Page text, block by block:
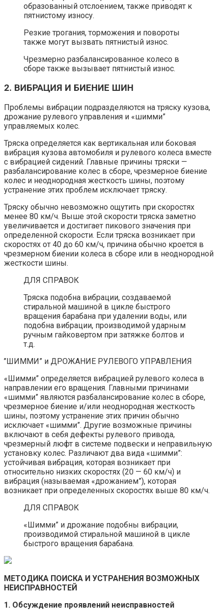
образованный отслоением, также приводят к
пятнистому износу.
Резкие трогания, торможения и повороты
также могут вызвать пятнистый износ.
Чрезмерно разбалансированное колесо в
сборе также вызывает пятнистый износ.
2. ВИБРАЦИЯ И БИЕНИЕ ШИН
Проблемы вибрации подразделяются на тряску кузова,
дрожание рулевого управления и «шимми”
управляемых колес.
Тряска определяется как вертикальная или боковая
вибрация кузова автомобиля и рулевого колеса вместе
с вибрацией сидений. Главные причины тряски —
разбалансирование колес в сборе, чрезмерное биение
колес и неоднородная жесткость шины, поэтому
устранение этих проблем исключает тряску.
Тряску обычно невозможно ощутить при скоростях
менее 80 км/ч. Выше этой скорости тряска заметно
увеличивается и достигает пикового значения при
определенной скорости. Если тряска возникает при
скоростях от 40 до 60 км/ч, причина обычно кроется в
чрезмерном биении колеса в сборе или в неоднородной
жесткости шины.
ДЛЯ СПРАВОК
Тряска подобна вибрации, создаваемой
стиральной машиной в цикле быстрого
вращения барабана при удалении воды, или
подобна вибрации, производимой ударным
ручным гайковертом при затяжке болтов и
т.д.
’’ШИММИ” и ДРОЖАНИЕ РУЛЕВОГО УПРАВЛЕНИЯ
«Шимми” определяется вибрацией рулевого колеса в
направлении его вращения. Главными причинами
«шимми” являются разбалансирование колес в сборе,
чрезмерное биение и/или неоднородная жесткость
шины, поэтому устранение этих причин обычно
исключает «шимми”. Другие возможные причины
включают в себя дефекты рулевого привода,
чрезмерный люфт в системе подвески и неправильную
установку колес. Различают два вида «шимми”:
устойчивая вибрация, которая возникает при
относительно низких скоростях (20 — 60 км/ч) и
вибрация (называемая «дрожанием”), которая
возникает при определенных скоростях выше 80 км/ч.
ДЛЯ СПРАВОК
«Шимми” и дрожание подобны вибрации,
производимой стиральной машиной в цикле
быстрого вращения барабана.
МЕТОДИКА ПОИСКА И УСТРАНЕНИЯ ВОЗМОЖНЫХ
НЕИСПРАВНОСТЕЙ
1. Обсуждение проявлений неисправностей